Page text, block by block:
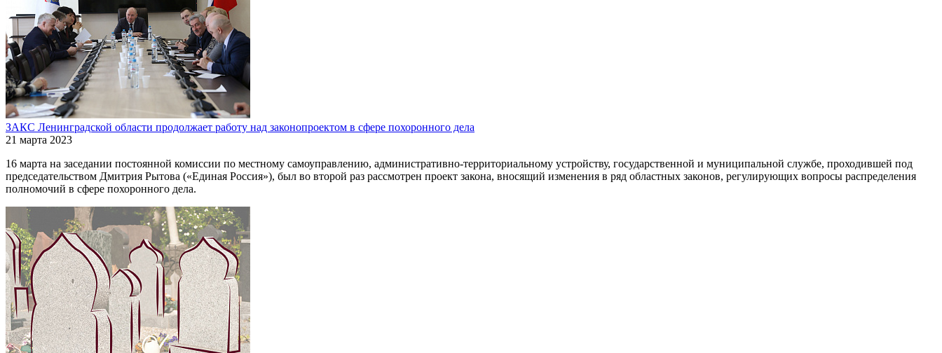
ЗАКС Ленинградской области продолжает работу над законопроектом в сфере похоронного дела
21 марта 2023
16 марта на заседании постоянной комиссии по местному самоуправлению, административно-территориальному устройству, государственной и муниципальной службе, проходившей под
председательством Дмитрия Рытова («Единая Россия»), был во второй раз рассмотрен проект закона, вносящий изменения в ряд областных законов, регулирующих вопросы распределения
полномочий в сфере похоронного дела.